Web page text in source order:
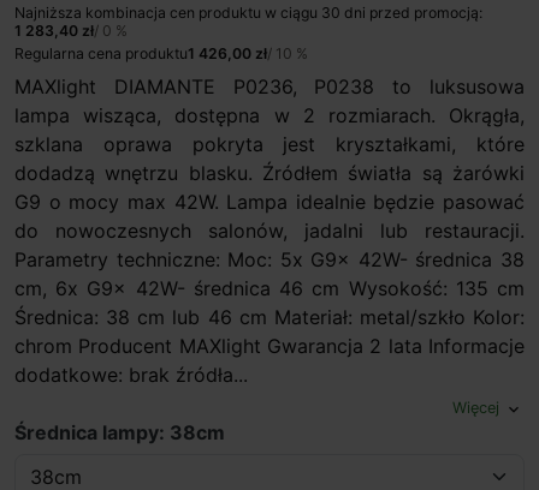
Najniższa kombinacja cen produktu w ciągu 30 dni przed promocją:
1 283,40 zł/ 0 %
Regularna cena produktu1 426,00 zł/ 10 %
MAXlight DIAMANTE P0236, P0238 to luksusowa
lampa wisząca, dostępna w 2 rozmiarach. Okrągła,
szklana oprawa pokryta jest kryształkami, które
dodadzą wnętrzu blasku. Źródłem światła są żarówki
G9 o mocy max 42W. Lampa idealnie będzie pasować
do nowoczesnych salonów, jadalni lub restauracji.
Parametry techniczne: Moc: 5x G9x 42W- średnica 38
cm, 6x G9x 42W- średnica 46 cm Wysokość: 135 cm
Średnica: 38 cm lub 46 cm Materiał: metal/szkło Kolor:
chrom Producent MAXlight Gwarancja 2 lata Informacje
dodatkowe: brak źródła...
Więcej expand_more
Średnica lampy: 38cm